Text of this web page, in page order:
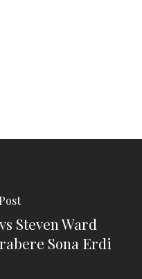
Steven Ward
Sona Erdi